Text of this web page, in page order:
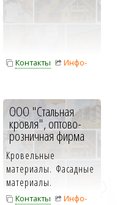
Контакты
Инфо-
ООО "Стальная
кровля", оптово-
розничная фирма
Кровельные
материалы. Фасадные
материалы.
Гидроизоляционные
Контакты Инфо-